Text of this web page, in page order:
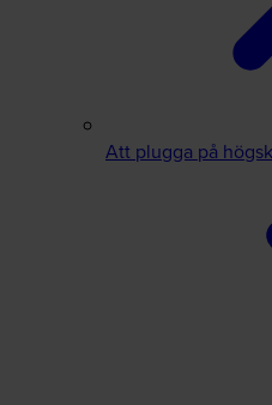
Att plugga på